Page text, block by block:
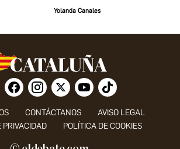
Yolanda Canales
CONTÁCTANOS
AVISO LEGAL
PRIVACIDAD
POLÍTICA DE COOKIES